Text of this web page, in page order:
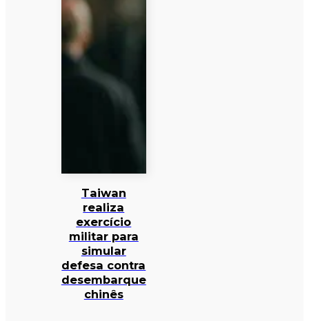
Taiwan
realiza
exercício
militar para
simular
defesa contra
desembarque
chinês